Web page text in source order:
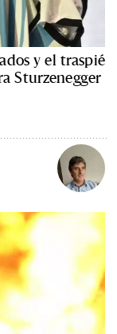
y el traspié
Sturzenegger